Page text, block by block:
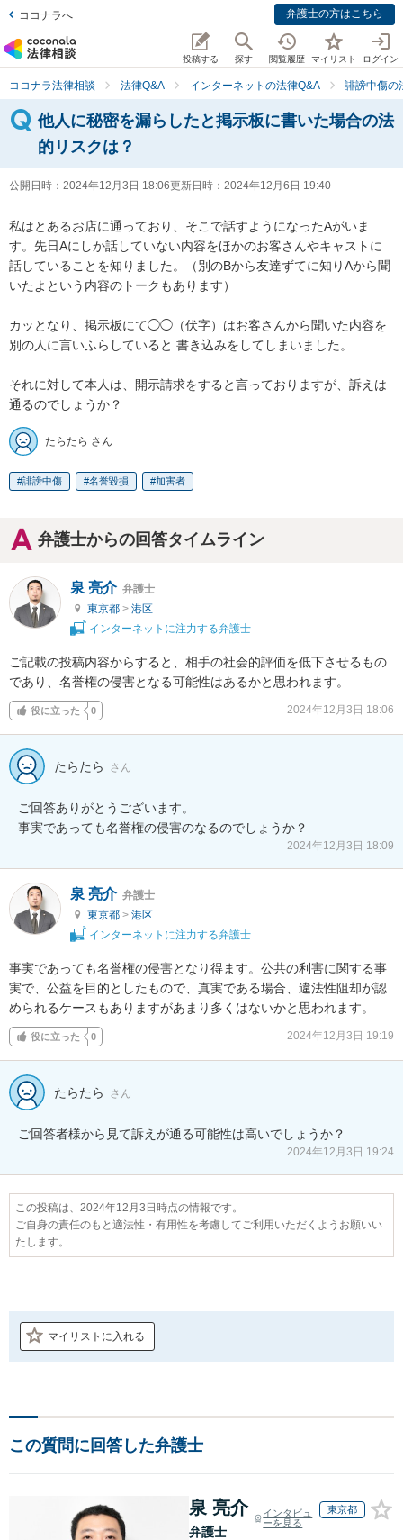
ココナラへ 弁護士の方はこちら
投稿する 探す 閲覧履歴 マイリスト ログイン
ココナラ法律相談 法律Q&A インターネットの法律Q&A 誹謗中傷の
他人に秘密を漏らしたと掲示板に書いた場合の法
的リスクは？
公開日時： 2024年12月3日 18:06更新日時： 2024年12月6日 19:40
私はとあるお店に通っており、そこで話すようになったAがいま
す。先日Aにしか話していない内容をほかのお客さんやキャストに
話していることを知りました。（別のBから友達ずてに知りAから聞
いたよという内容のトークもあります）
カッとなり、掲示板にて◯◯（伏字）はお客さんから聞いた内容を
別の人に言いふらしていると 書き込みをしてしまいました。
それに対して本人は、開示請求をすると言っておりますが、訴えは
通るのでしょうか？
たらたら さん
誹謗中傷 名誉毀損 加害者
弁護士からの回答タイムライン
泉 亮介 弁護士
東京都 > 港区
インターネットに注力する弁護士
ご記載の投稿内容からすると、相手の社会的評価を低下させるもの
であり、名誉権の侵害となる可能性はあるかと思われます。
役に立った 0 2024年12月3日 18:06
たらたら さん
ご回答ありがとうございます。
事実であっても名誉権の侵害のなるのでしょうか？
2024年12月3日 18:09
泉 亮介 弁護士
東京都 > 港区
インターネットに注力する弁護士
事実であっても名誉権の侵害となり得ます。公共の利害に関する事
実で、公益を目的としたもので、真実である場合、違法性阻却が認
められるケースもありますがあまり多くはないかと思われます。
役に立った 0 2024年12月3日 19:19
たらたら さん
ご回答者様から見て訴えが通る可能性は高いでしょうか？
2024年12月3日 19:24
この投稿は、2024年12月3日時点の情報です。
ご自身の責任のもと適法性・有用性を考慮してご利用いただくようお願いい
たします。
マイリストに入れる
この質問に回答した弁護士
泉 亮介
弁護士
インタビュ
ーを見る
東京都